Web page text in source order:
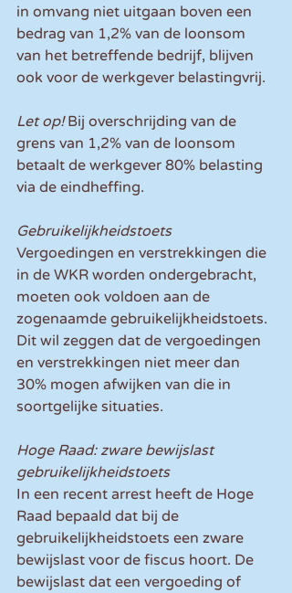
in omvang niet uitgaan boven een
bedrag van 1,2% van de loonsom
van het betreffende bedrijf, blijven
ook voor de werkgever belastingvrij.
Let op! Bij overschrijding van de
grens van 1,2% van de loonsom
betaalt de werkgever 80% belasting
via de eindheffing.
Gebruikelijkheidstoets
Vergoedingen en verstrekkingen die
in de WKR worden ondergebracht,
moeten ook voldoen aan de
zogenaamde gebruikelijkheidstoets.
Dit wil zeggen dat de vergoedingen
en verstrekkingen niet meer dan
30% mogen afwijken van die in
soortgelijke situaties.
Hoge Raad: zware bewijslast
gebruikelijkheidstoets
In een recent arrest heeft de Hoge
Raad bepaald dat bij de
gebruikelijkheidstoets een zware
bewijslast voor de fiscus hoort. De
bewijslast dat een vergoeding of